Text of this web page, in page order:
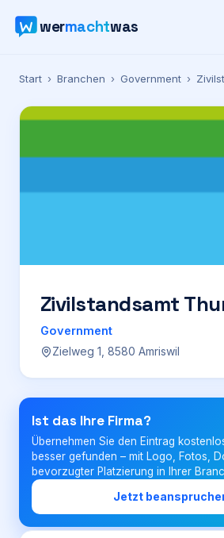
wermachtwas
Verzeichnis
Karte
Preise
Für Firmen
Login
Firma
Start › Branchen › Government ›
Zivilstandsamt
Government
Zielweg 1, 8580 Amriswil
Ist das Ihre Firma?
Übernehmen Sie den Eintrag
besser gefunden – mit Logo, Fotos,
bevorzugter Platzierung in Ihrer
Jetzt